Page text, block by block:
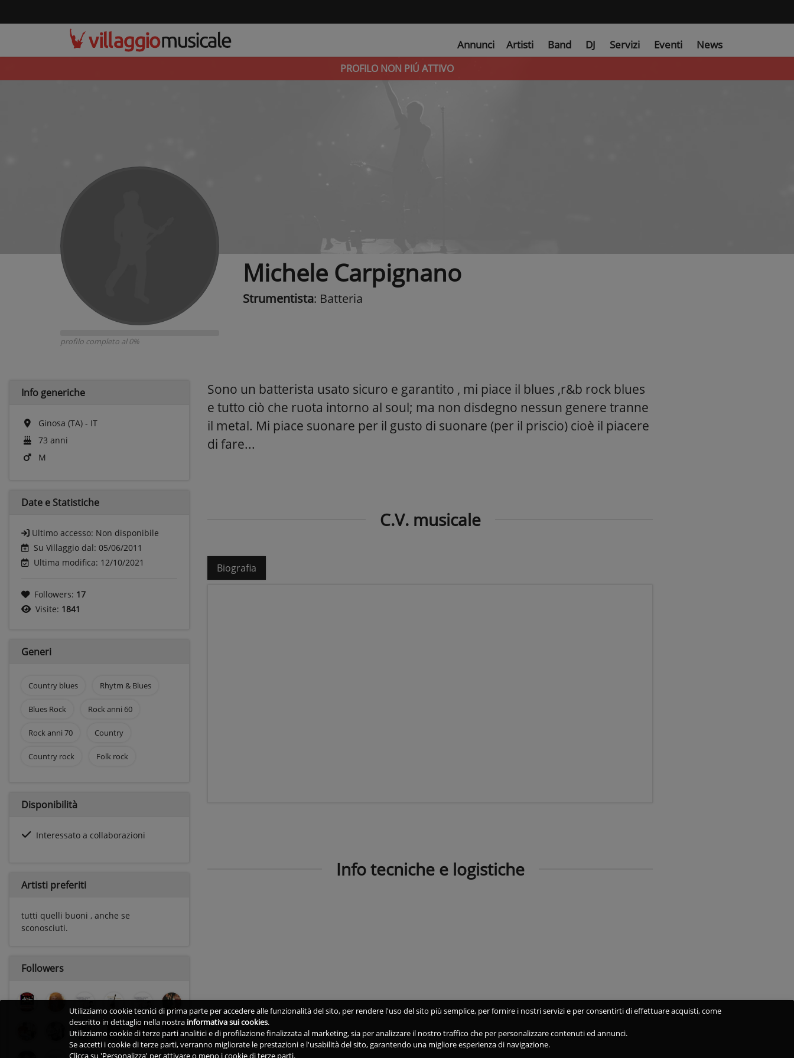
Annunci Artisti Band DJ Servizi Eventi News
PROFILO NON PIÚ ATTIVO
profilo completo al 0%
Michele Carpignano
Strumentista: Batteria
Info generiche
Ginosa (TA) - IT
73 anni
M
Date e Statistiche
Ultimo accesso: Non disponibile
Su Villaggio dal: 05/06/2011
Ultima modifica: 12/10/2021
Followers: 17
Visite: 1841
Generi
Country blues Rhytm & Blues
Blues Rock Rock anni 60
Rock anni 70 Country
Country rock Folk rock
Disponibilità
Interessato a collaborazioni
Artisti preferiti
tutti quelli buoni , anche se
sconosciuti.
Followers
Sono un batterista usato sicuro e garantito , mi piace il blues ,r&b rock blues
e tutto ciò che ruota intorno al soul; ma non disdegno nessun genere tranne
il metal. Mi piace suonare per il gusto di suonare (per il priscio) cioè il piacere
di fare...
C.V. musicale
Biografia
Info tecniche e logistiche
Utilizziamo cookie tecnici di prima parte per accedere alle funzionalità del sito, per rendere l'uso del sito più semplice, per fornire i nostri servizi e per consentirti di effettuare acquisti, come
descritto in dettaglio nella nostra informativa sui cookies.
Utilizziamo cookie di terze parti analitici e di profilazione finalizzata al marketing, sia per analizzare il nostro traffico che per personalizzare contenuti ed annunci.
Se accetti i cookie di terze parti, verranno migliorate le prestazioni e l'usabilità del sito, garantendo una migliore esperienza di navigazione.
Clicca su 'Personalizza' per attivare o meno i cookie di terze parti.